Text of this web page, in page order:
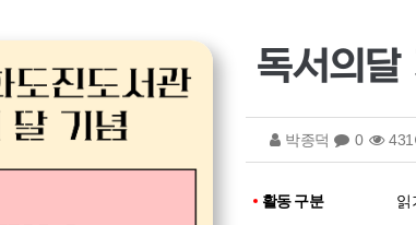
박종덕 0 431
활동 구분 읽